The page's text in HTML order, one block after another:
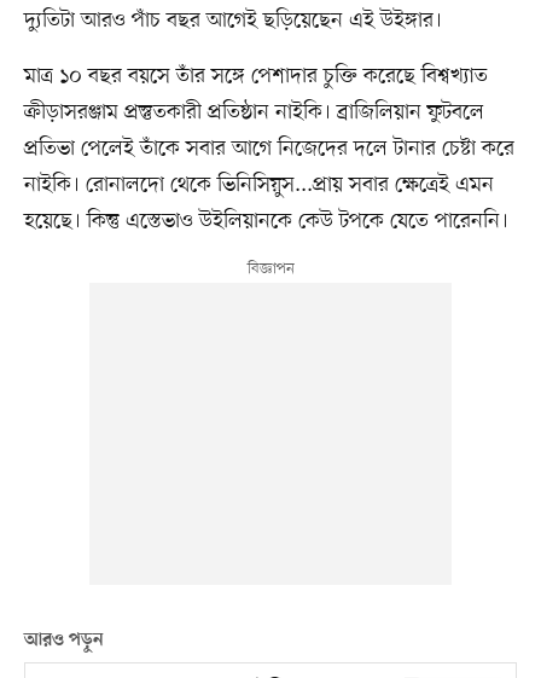
দ্যুতিটা আরও পাঁচ বছর আগেই ছড়িয়েছেন এই উইঙ্গার।
মাত্র ১০ বছর বয়সে তাঁর সঙ্গে পেশাদার চুক্তি করেছে বিশ্বখ্যাত
ক্রীড়াসরঞ্জাম প্রস্তুতকারী প্রতিষ্ঠান নাইকি। ব্রাজিলিয়ান ফুটবলে
প্রতিভা পেলেই তাঁকে সবার আগে নিজেদের দলে টানার চেষ্টা করে
নাইকি। রোনালদো থেকে ভিনিসিয়ুস...প্রায় সবার ক্ষেত্রেই এমন
হয়েছে। কিন্তু এস্তেভাও উইলিয়ানকে কেউ টপকে যেতে পারেননি।
আরও পড়ুন